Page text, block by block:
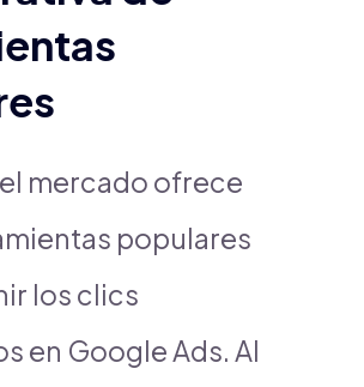
mercado ofrece
populares
los clics
en Google Ads. Al